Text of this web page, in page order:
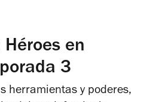
Héroes en
3
herramientas y poderes,